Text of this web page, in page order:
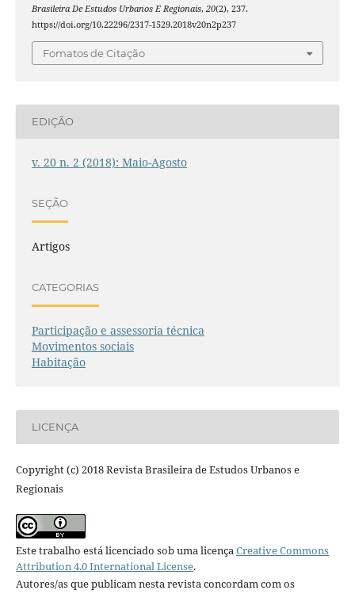
Brasileira De Estudos Urbanos E Regionais, 20(2), 237.
https://doi.org/10.22296/2317-1529.2018v20n2p237
Fomatos de Citação
EDIÇÃO
v. 20 n. 2 (2018): Maio-Agosto
SEÇÃO
Artigos
CATEGORIAS
Participação e assessoria técnica
Movimentos sociais
Habitação
LICENÇA
Copyright (c) 2018 Revista Brasileira de Estudos Urbanos e
Regionais
Este trabalho está licenciado sob uma licençaCreative Commons
Attribution 4.0 International License.
Autores/as que publicam nesta revista concordam com os